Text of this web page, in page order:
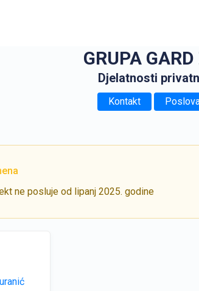
GRUPA
Djelatnosti
Kontakt
ne posluje od lipanj 2025. godine